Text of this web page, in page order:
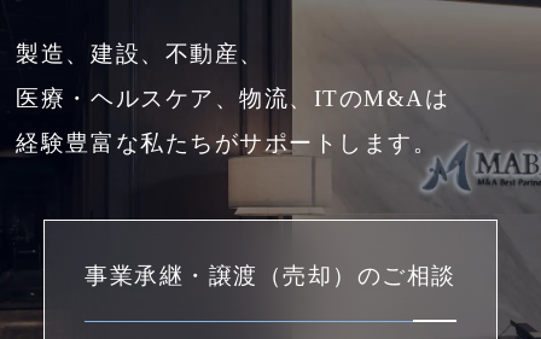
製造、建設、不動産、
医療・ヘルスケア、物流、ITのM&Aは
経験豊富な私たちがサポートします。
事業承継・譲渡（売却）のご相談